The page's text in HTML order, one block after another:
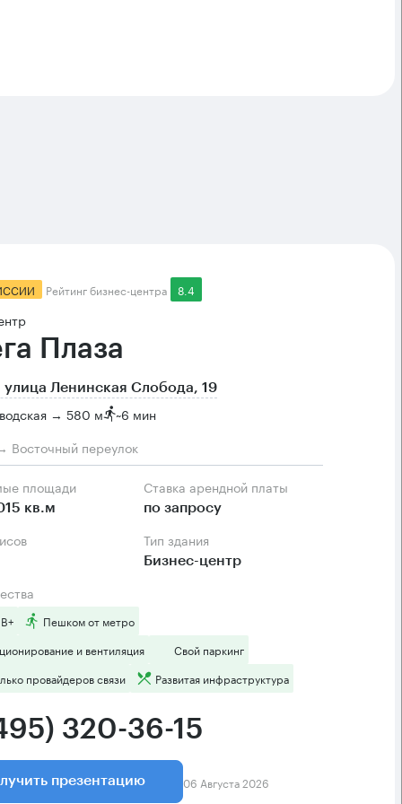
Рейтинг бизнес-центра 8.4
Плаза
улица Ленинская Слобода, 19
→ 580 м ~6 мин
Восточный переулок
площади
кв.м
Ставка арендной платы
по запросу
Тип здания
Бизнес-центр
Пешком от метро
и вентиляция
Свой паркинг
провайдеров связи
Развитая инфраструктура
320-36-15
презентацию 06 Августа 2026